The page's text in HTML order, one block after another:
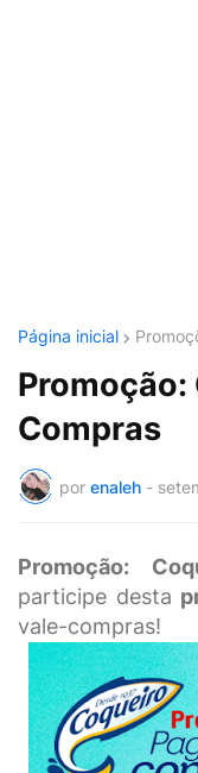
Página inicial
Promoção:
Compras
por enaleh -
Promoção:
participe desta
vale-compras!